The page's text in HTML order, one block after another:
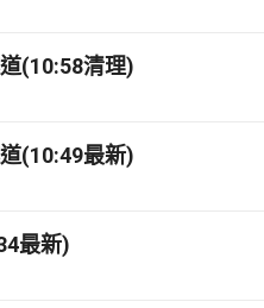
(10:58清理)
(10:49最新)
最新)